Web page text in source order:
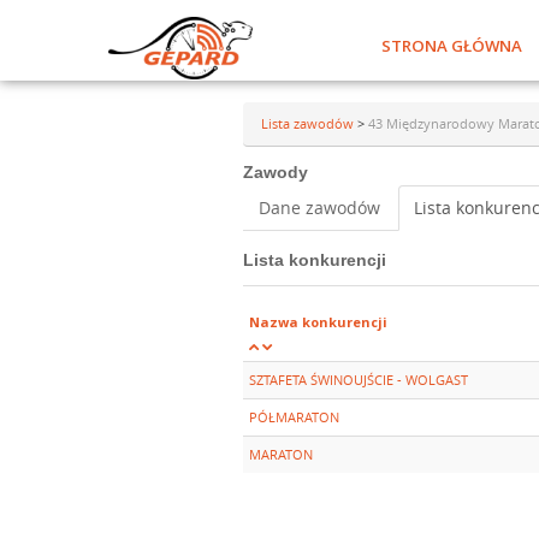
STRONA GŁÓWNA
Lista zawodów > 43 Międzynarodowy
Zawody
Dane zawodów Lista
Lista konkurencji
Nazwa konkurencji
SZTAFETA ŚWINOUJŚCIE - WOLGAST
PÓŁMARATON
MARATON